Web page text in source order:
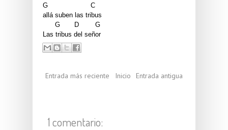
G                     C
allá suben las tribus
G       D        G
Las tribus del señor
Entrada más reciente Entrada antigua
Inicio
1 comentario: